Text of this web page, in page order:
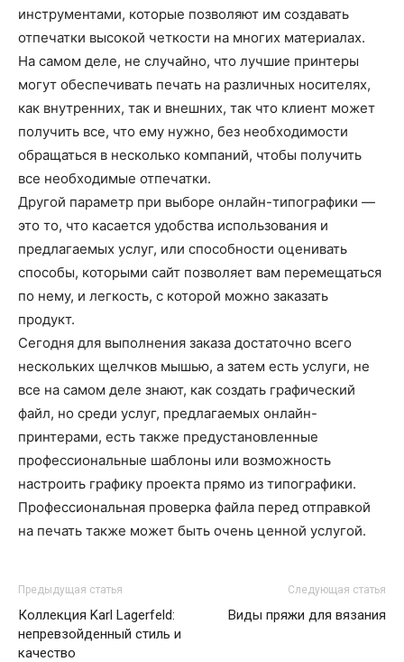
инструментами, которые позволяют им создавать
отпечатки высокой четкости на многих материалах.
На самом деле, не случайно, что лучшие принтеры
могут обеспечивать печать на различных носителях,
как внутренних, так и внешних, так что клиент может
получить все, что ему нужно, без необходимости
обращаться в несколько компаний, чтобы получить
все необходимые отпечатки.
Другой параметр при выборе онлайн-типографики —
это то, что касается удобства использования и
предлагаемых услуг, или способности оценивать
способы, которыми сайт позволяет вам перемещаться
по нему, и легкость, с которой можно заказать
продукт.
Сегодня для выполнения заказа достаточно всего
нескольких щелчков мышью, а затем есть услуги, не
все на самом деле знают, как создать графический
файл, но среди услуг, предлагаемых онлайн-
принтерами, есть также предустановленные
профессиональные шаблоны или возможность
настроить графику проекта прямо из типографики.
Профессиональная проверка файла перед отправкой
на печать также может быть очень ценной услугой.
Предыдущая статья
Коллекция Karl Lagerfeld:
непревзойденный стиль и
качество
Следующая статья
Виды пряжи для вязания